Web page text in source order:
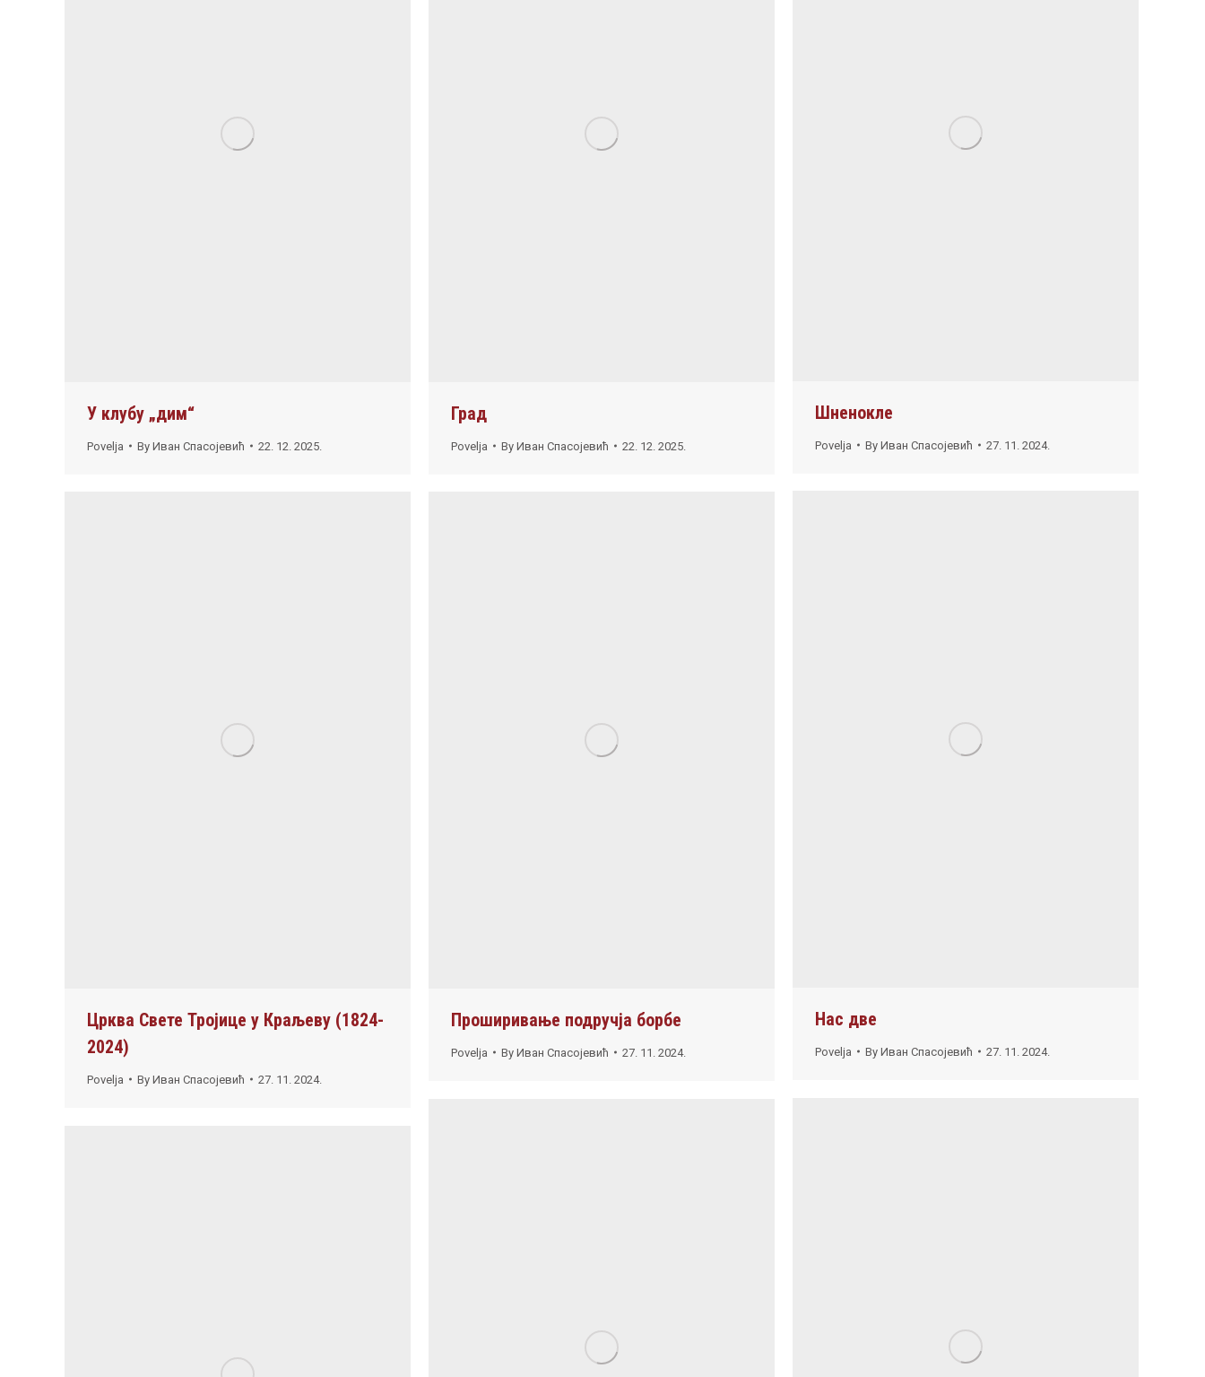
У клубу „дим“
Povelja By Иван Спасојевић 22. 12. 2025.
Град
Povelja By Иван Спасојевић 22. 12. 2025.
Шненокле
Povelja By Иван Спасојевић 27. 11. 2024.
Нас две
Povelja By Иван Спасојевић 27. 11. 2024.
Црква Свете Тројице у Краљеву (1824-
2024)
Povelja By Иван Спасојевић 27. 11. 2024.
Проширивање подручја борбе
Povelja By Иван Спасојевић 27. 11. 2024.